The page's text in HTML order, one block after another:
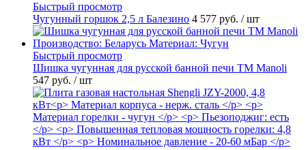
Быстрый просмотр
Чугунный горшок 2,5 л Балезино 4 577 руб. / шт
Быстрый просмотр
Шишка чугунная для русской банной печи ТМ Manoli
547 руб. / шт